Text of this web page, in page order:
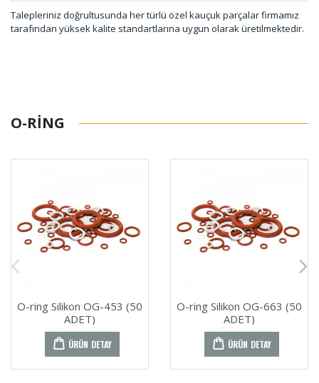
Talepleriniz doğrultusunda her türlü özel kauçuk parçalar firmamız
tarafından yüksek kalite standartlarına uygun olarak üretilmektedir.
O-RING
O-ring Silikon OG-453 (50
ADET)
ÜRÜN DETAY
O-ring Silikon OG-663 (50
ADET)
ÜRÜN DETAY